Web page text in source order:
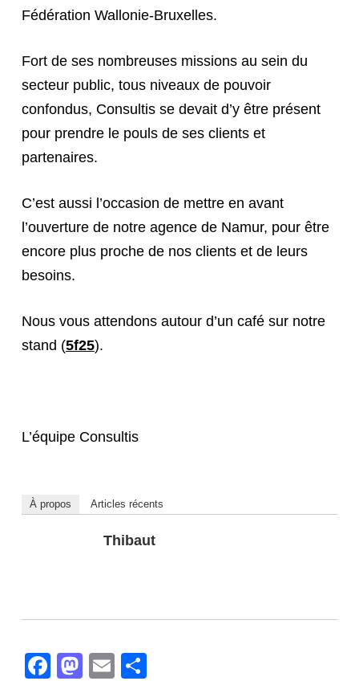
Fédération Wallonie-Bruxelles.
Fort de ses nombreuses missions au sein du
secteur public, tous niveaux de pouvoir
confondus, Consultis se devait d’y être présent
pour prendre le pouls de ses clients et
partenaires.
C’est aussi l’occasion de mettre en avant
l’ouverture de notre agence de Namur, pour être
encore plus proche de nos clients et de leurs
besoins.
Nous vous attendons autour d’un café sur notre
stand (5f25).
L’équipe Consultis
À propos Articles récents
Thibaut
Facebook
Mastodon
Email